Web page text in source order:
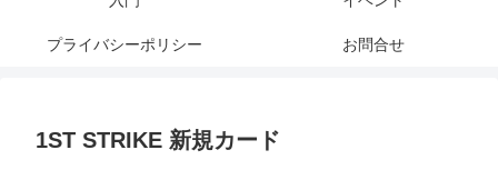
プライバシーポリシー お問合せ
1ST STRIKE 新規カード